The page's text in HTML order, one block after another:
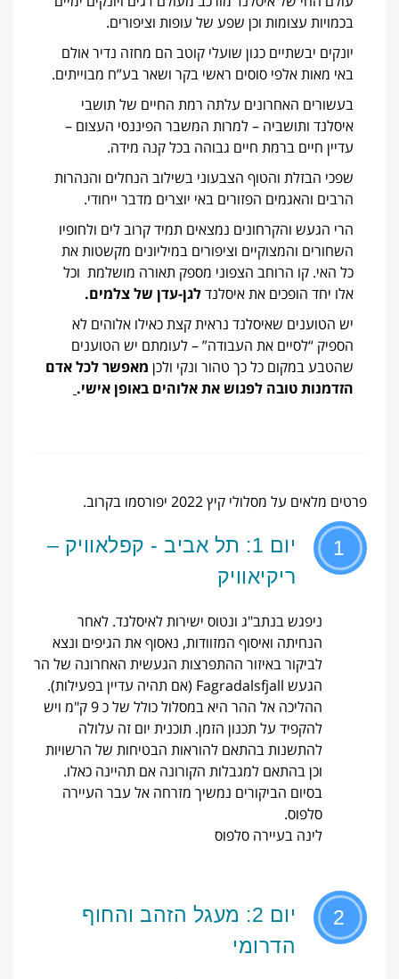
בכמויות עצומות וכן שפע של עופות וציפורים.
יונקים יבשתיים כגון שועלי קוטב הם מחזה נדיר אולם
באי מאות אלפי סוסים ראשי בקר ושאר בע”ח מבוייתים.
בעשורים האחרונים עלתה רמת החיים של תושבי
איסלנד ותושביה – למרות המשבר הפיננסי העצום –
עדיין חיים ברמת חיים גבוהה בכל קנה מידה.
שפכי הבזלת והטוף הצבעוני בשילוב הנחלים והנהרות
הרבים והאגמים הפזורים באי יוצרים מדבר ייחודי.
הרי הגעש והקרחונים נמצאים תמיד קרוב לים ולחופיו
השחורים והמצוקיים וציפורים במיליונים מקשטות את
כל האי. קו הרוחב הצפוני מספק תאורה מושלמת וכל
אלו יחד הופכים את איסלנדלגן-עדן של צלמים.
יש הטוענים שאיסלנד נראית קצת כאילו אלוהים לא
הספיק “לסיים את העבודה” – לעומתם יש הטוענים
שהטבע במקום כל כך טהור ונקי ולכן מאפשר לכל אדם
הזדמנות טובה לפגוש את אלוהים באופן אישי.
פרטים מלאים על מסלולי קיץ 2022 יפורסמו בקרוב.
1
יום 1: תל אביב - קפלאוויק –
ריקיאוויק
ניפגש בנתב"ג ונטוס ישירות לאיסלנד. לאחר
הנחיתה ואיסוף המזוודות, נאסוף את הגיפים ונצא
לביקור באיזור ההתפרצות הגעשית האחרונה של הר
הגעש Fagradalsfjall (אם תהיה עדיין בפעילות).
ההליכה אל ההר היא במסלול כולל של כ 9 ק"מ ויש
להקפיד על תכנון הזמן. תוכנית יום זה עלולה
להתשנות בהתאם להוראות הבטיחות של הרשויות
וכן בהתאם למגבלות הקורונה אם תהיינה כאלו.
בסיום הביקורים נמשיך מזרחה אל עבר העיירה
סלפוס.
לינה בעיירה סלפוס
2
יום 2: מעגל הזהב והחוף
הדרומי